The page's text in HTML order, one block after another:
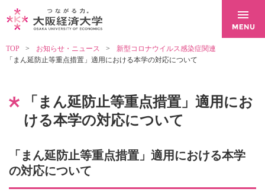
TOP お知らせ・ニュース
新型コロナウイルス感染症関連
「まん延防止等重点措置」適用における本学の対応について
「まん延防止等重点措置」適用にお
ける本学の対応について
「まん延防止等重点措置」適用における本学
の対応について